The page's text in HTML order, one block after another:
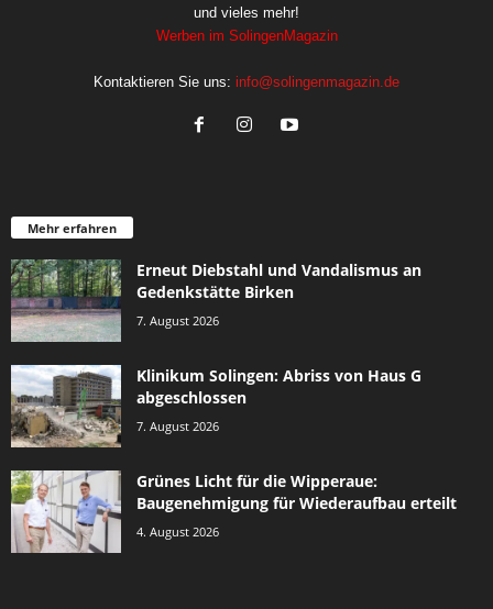
und vieles mehr!
Werben im SolingenMagazin
Kontaktieren Sie uns: info@solingenmagazin.de
Mehr erfahren
Erneut Diebstahl und Vandalismus an
Gedenkstätte Birken
7. August 2026
Klinikum Solingen: Abriss von Haus G
abgeschlossen
7. August 2026
Grünes Licht für die Wipperaue:
Baugenehmigung für Wiederaufbau erteilt
4. August 2026